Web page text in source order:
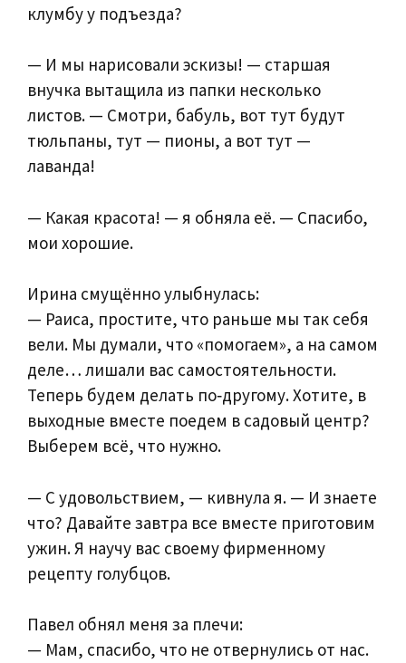
клумбу у подъезда?
— И мы нарисовали эскизы! — старшая
внучка вытащила из папки несколько
листов. — Смотри, бабуль, вот тут будут
тюльпаны, тут — пионы, а вот тут —
лаванда!
— Какая красота! — я обняла её. — Спасибо,
мои хорошие.
Ирина смущённо улыбнулась:
— Раиса, простите, что раньше мы так себя
вели. Мы думали, что «помогаем», а на самом
деле… лишали вас самостоятельности.
Теперь будем делать по‑другому. Хотите, в
выходные вместе поедем в садовый центр?
Выберем всё, что нужно.
— С удовольствием, — кивнула я. — И знаете
что? Давайте завтра все вместе приготовим
ужин. Я научу вас своему фирменному
рецепту голубцов.
Павел обнял меня за плечи:
— Мам, спасибо, что не отвернулись от нас.